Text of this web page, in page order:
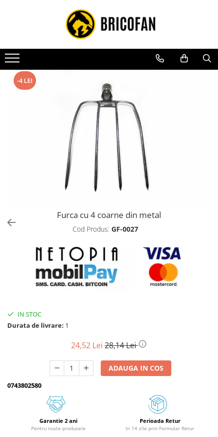
Toate Produsele
Vehicule electrice
Atv
Cu permis
Piese de schimb vehicule electrice
Scutere pe benzina
Tricicluri cargo fara permis
Trotinete electrice
Biciclete, trotinete, triciclete
Triciclete
Motoburghie si accesorii
Motoburghie
Drujbe, fierastraie electrice
Consumabile drujbe, fierastraie
Drujbe electrice
Unelte electrice busteni
Mori cereale si batoze porumb
Batoze - mori desfacat porumb
-4 LEI
Furca cu 4 coarne din metal
Cod Produs: GF-0027
IN STOC
Durata de livrare: 1
24,52 Lei 28,14 Lei
ADAUGA IN COS
0743802580
Garantie 2 ani
Pentru toate produsele
Perioada Retur
In 14 zile prin Formular Retur